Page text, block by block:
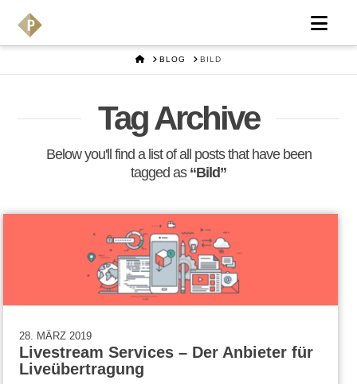
HOMEBLOG BILD
Tag Archive
Below you'll find a list of all posts that have been
tagged as “Bild”
28. MÄRZ 2019
Livestream Services – Der Anbieter für
Liveübertragung